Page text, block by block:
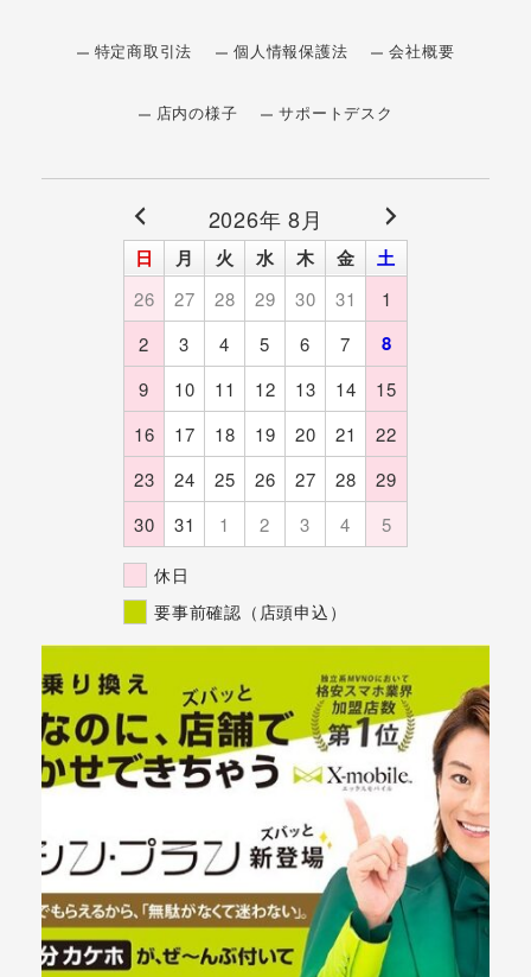
特定商取引法 個人情報保護法 会社概要
店内の様子 サポートデスク
2026年 8月
日 月 火 水 木 金 土
26 27 28 29 30 31
1
2
3 4 5 6 7 8
9 10 11 12 13 14
15
16
17 18 19 20 21
22
23
24 25 26 27 28
29
30
31 1 2 3 4 5
休日
要事前確認（店頭申込）